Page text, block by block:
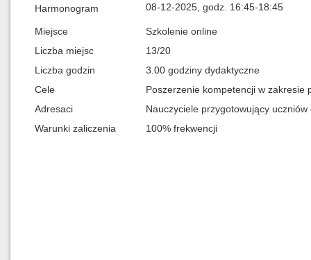
Harmonogram 08-12-2025, godz. 16:45-18:45
Miejsce
Szkolenie online
Liczba miejsc
13/20
Liczba godzin
3.00 godziny dydaktyczne
Cele
Poszerzenie kompetencji w zakresie
Adresaci
Nauczyciele przygotowujący
Warunki zaliczenia
100% frekwencji